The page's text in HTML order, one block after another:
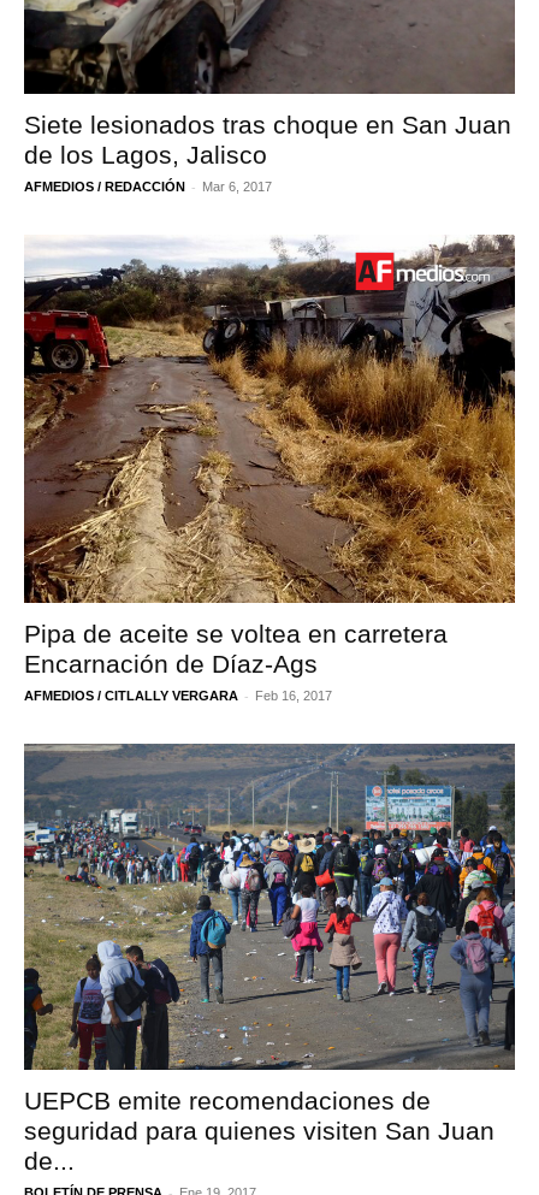
Siete lesionados tras choque en San Juan
de los Lagos, Jalisco
AFMEDIOS / REDACCIÓN - Mar 6, 2017
Pipa de aceite se voltea en carretera
Encarnación de Díaz-Ags
AFMEDIOS / CITLALLY VERGARA - Feb 16, 2017
UEPCB emite recomendaciones de
seguridad para quienes visiten San Juan
de...